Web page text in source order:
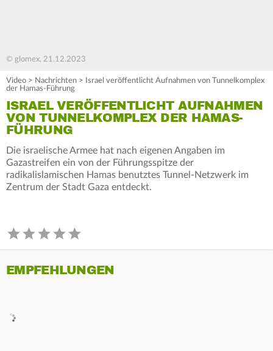
© glomex, 21.12.2023
Video > Nachrichten >
Israel veröffentlicht Aufnahmen von Tunnelkomplex
der Hamas-Führung
ISRAEL VERÖFFENTLICHT AUFNAHMEN
VON TUNNELKOMPLEX DER HAMAS-
FÜHRUNG
Die israelische Armee hat nach eigenen Angaben im
Gazastreifen ein von der Führungsspitze der
radikalislamischen Hamas benutztes Tunnel-Netzwerk im
Zentrum der Stadt Gaza entdeckt.
EMPFEHLUNGEN